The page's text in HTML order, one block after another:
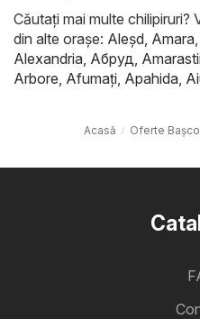
Căutați mai multe chilipiruri?
din alte orașe: Aleşd Amara
Alexandria Абруд
Arbore Afumaţi Apahida
Acasă Oferte